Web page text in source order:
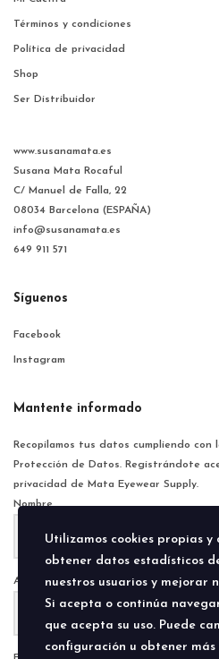
Términos y condiciones
Política de privacidad
Shop
Ser Distribuidor
www.susanamata.es
Susana Mata Rocaful
C/ Manuel de Falla, 22
08034 Barcelona (ESPAÑA)
info@susanamata.es
649 911 571
Síguenos
Facebook
Instagram
Mantente informado
Recopilamos tus datos cumpliendo
Protección de Datos. Registrándote
privacidad de Mata Eyewear Supply.
Nombre
Apellido
Utilizamos cookies propias
obtener datos estadísticos
nuestros usuarios y mejorar
Si acepta o continúa
que acepta su uso. Puede
configuración u obtener